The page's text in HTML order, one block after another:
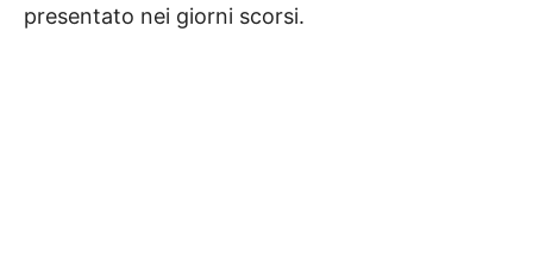
presentato nei giorni scorsi.